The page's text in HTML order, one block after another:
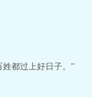
都过上好日子。”